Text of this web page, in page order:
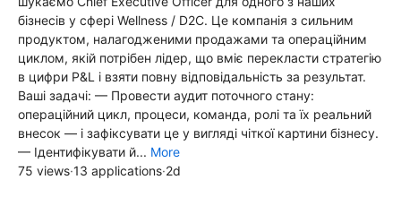
бізнесів у сфері Wellness / D2C. Це компанія з сильним
продуктом, налагодженими продажами та операційним
циклом, якій потрібен лідер, що вміє перекласти стратегію
в цифри P&L і взяти повну відповідальність за результат.
Ваші задачі: — Провести аудит поточного стану:
операційний цикл, процеси, команда, ролі та їх реальний
внесок — і зафіксувати це у вигляді чіткої картини бізнесу.
— Ідентифікувати й... More
75 views·13 applications·2d